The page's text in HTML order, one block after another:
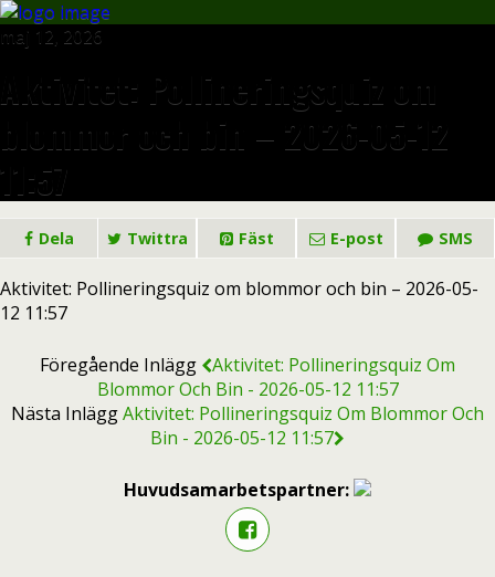
maj 12, 2026
Aktivitet: Pollineringsquiz om
blommor och bin – 2026-05-12
11:57
Dela Twittra Fäst E-post SMS
Aktivitet: Pollineringsquiz om blommor och bin – 2026-05-
12 11:57
Föregående Inlägg
Aktivitet: Pollineringsquiz Om
Blommor Och Bin - 2026-05-12 11:57
Nästa InläggAktivitet: Pollineringsquiz Om Blommor Och
Bin - 2026-05-12 11:57
Huvudsamarbetspartner: